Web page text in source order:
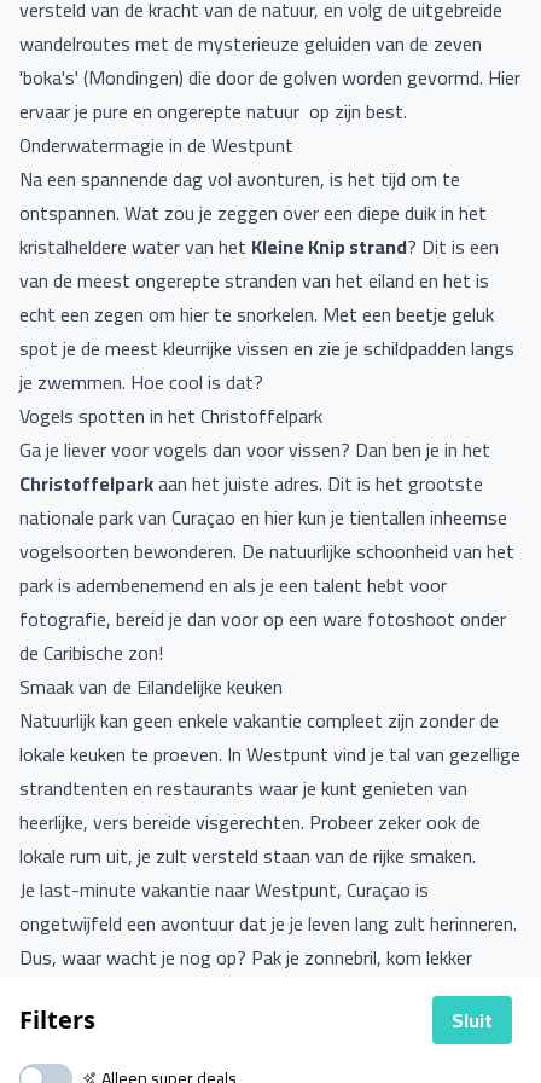
Filters Sluit
versteld van de kracht van de natuur, en volg de uitgebreide
wandelroutes met de mysterieuze geluiden van de zeven
'boka's' (Mondingen) die door de golven worden gevormd. Hier
ervaar je pure en ongerepte natuur op zijn best.
Onderwatermagie in de Westpunt
Na een spannende dag vol avonturen, is het tijd om te
ontspannen. Wat zou je zeggen over een diepe duik in het
kristalheldere water van het Kleine Knip strand? Dit is een
van de meest ongerepte stranden van het eiland en het is
echt een zegen om hier te snorkelen. Met een beetje geluk
spot je de meest kleurrijke vissen en zie je schildpadden langs
je zwemmen. Hoe cool is dat?
Vogels spotten in het Christoffelpark
Ga je liever voor vogels dan voor vissen? Dan ben je in het
Christoffelparkaan het juiste adres. Dit is het grootste
nationale park van Curaçao en hier kun je tientallen inheemse
vogelsoorten bewonderen. De natuurlijke schoonheid van het
park is adembenemend en als je een talent hebt voor
fotografie, bereid je dan voor op een ware fotoshoot onder
de Caribische zon!
Smaak van de Eilandelijke keuken
Natuurlijk kan geen enkele vakantie compleet zijn zonder de
lokale keuken te proeven. In Westpunt vind je tal van gezellige
strandtenten en restaurants waar je kunt genieten van
heerlijke, vers bereide visgerechten. Probeer zeker ook de
lokale rum uit, je zult versteld staan van de rijke smaken.
Je last-minute vakantie naar Westpunt, Curaçao is
ongetwijfeld een avontuur dat je je leven lang zult herinneren.
Dus, waar wacht je nog op? Pak je zonnebril, kom lekker
achterover liggen en geniet van het eindeloze blauw van de
Caribische Zee, omlijst door weelderig groen en de
verbazingwekkende diversiteit van het eiland. Tijd om je reis